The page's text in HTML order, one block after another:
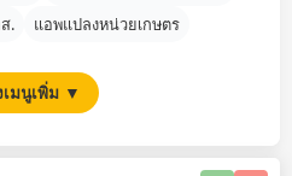
.
แอพแปลงหน่วยเกษตร
เมนูเพิ่ม ▼